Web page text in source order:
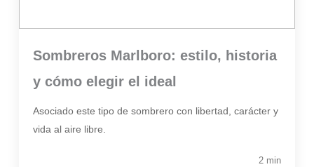
Sombreros Marlboro: estilo, historia
y cómo elegir el ideal
Asociado este tipo de sombrero con libertad, carácter y
vida al aire libre.
2 min